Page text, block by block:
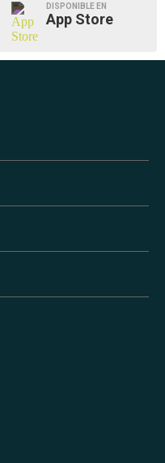
DISPONIBLE EN
App Store